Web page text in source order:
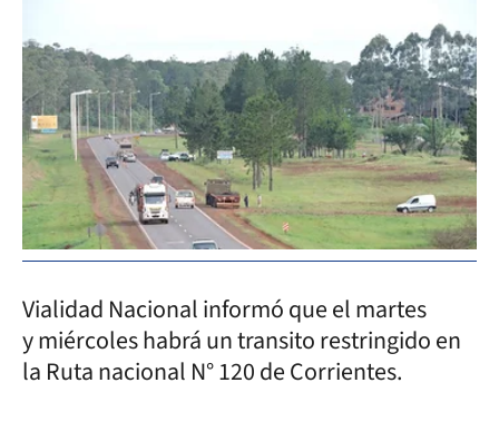
Vialidad Nacional informó que el martes
y miércoles habrá un transito restringido en
la Ruta nacional N° 120 de Corrientes.